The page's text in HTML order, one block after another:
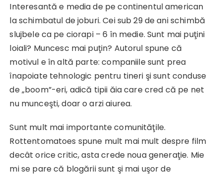
Interesantă e media de pe continentul american
la schimbatul de joburi. Cei sub 29 de ani schimbă
slujbele ca pe ciorapi – 6 în medie. Sunt mai puţini
loiali? Muncesc mai puţin? Autorul spune că
motivul e în altă parte: companiile sunt prea
înapoiate tehnologic pentru tineri şi sunt conduse
de „boom”-eri, adică tipii ăia care cred că pe net
nu munceşti, doar o arzi aiurea.
Sunt mult mai importante comunităţile.
Rottentomatoes spune mult mai mult despre film
decât orice critic, asta crede noua generaţie. Mie
mi se pare că blogării sunt şi mai uşor de